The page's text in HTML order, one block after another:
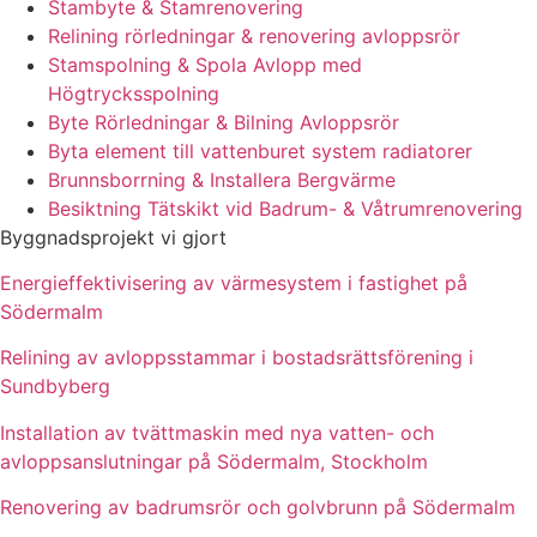
Stambyte & Stamrenovering
Relining rörledningar & renovering avloppsrör
Stamspolning & Spola Avlopp med
Högtrycksspolning
Byte Rörledningar & Bilning Avloppsrör
Byta element till vattenburet system radiatorer
Brunnsborrning & Installera Bergvärme
Besiktning Tätskikt vid Badrum- & Våtrumrenovering
Byggnadsprojekt vi gjort
Energieffektivisering av värmesystem i fastighet på
Södermalm
Relining av avloppsstammar i bostadsrättsförening i
Sundbyberg
Installation av tvättmaskin med nya vatten- och
avloppsanslutningar på Södermalm, Stockholm
Renovering av badrumsrör och golvbrunn på Södermalm